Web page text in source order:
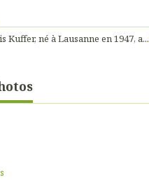
Kuffer, né à Lausanne en 1947, a...